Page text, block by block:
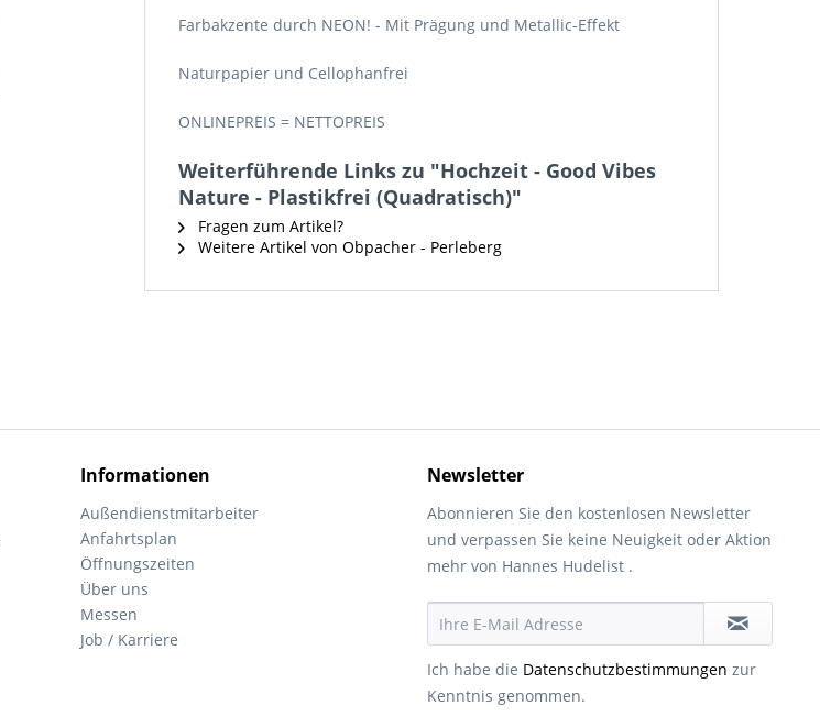
Farbakzente durch NEON! - Mit Prägung und Metallic-Effekt
Naturpapier und Cellophanfrei
ONLINEPREIS = NETTOPREIS
Weiterführende Links zu "Hochzeit - Good Vibes
Nature - Plastikfrei (Quadratisch)"
Fragen zum Artikel?
Weitere Artikel von Obpacher - Perleberg
Informationen
Außendienstmitarbeiter
Anfahrtsplan
Öffnungszeiten
Über uns
Messen
Job / Karriere
Newsletter
Abonnieren Sie den kostenlosen Newsletter
und verpassen Sie keine Neuigkeit oder Aktion
mehr von Hannes Hudelist .
Ich habe die Datenschutzbestimmungen zur
Kenntnis genommen.